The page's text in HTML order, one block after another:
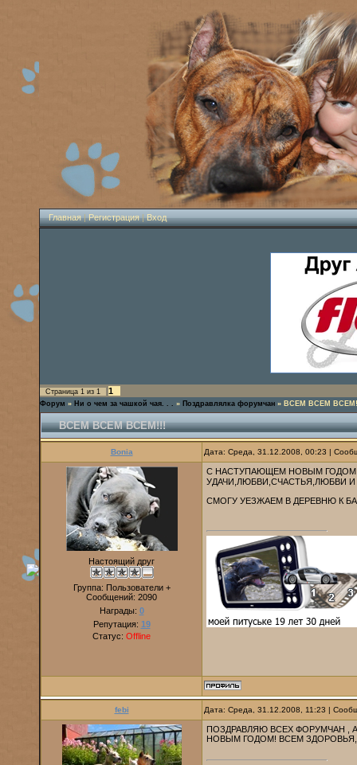
Главная|Регистрация|Вход
Страница 1 из 1 1
Форум » Ни о чем за чашкой чая. . . » Поздравлялка форумчан » ВСЕМ ВСЕМ
ВСЕМ ВСЕМ ВСЕМ!!!
Bonia Дата: Среда, 31.12.2008, 00:23 |
Настоящий друг
Группа: Пользователи +
Сообщений: 2090
Награды: 0
Репутация: 19
Статус: Offline
С НАСТУПАЮЩЕМ НОВЫМ
УДАЧИ,ЛЮБВИ,СЧАСТЬЯ,ЛЮБВИ
СМОГУ УЕЗЖАЕМ В ДЕРЕВНЮ К
febi Дата: Среда, 31.12.2008, 11:23 |
ПОЗДРАВЛЯЮ ВСЕХ ФОРУМЧАН ,
НОВЫМ ГОДОМ! ВСЕМ ЗДОРОВЬЯ,